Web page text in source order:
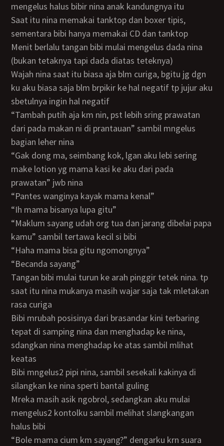
mengelus halus bibir nina anak kandungnya itu
saat itu nina memakai tanktop dan boxer tipis,
sementara bibi hanya memakai CD dan tanktop
menit berlalu tangan bibi mulai mengelus dada nina
(bukan tetaknya tapi dada diatas teteknya)
wajah nina saat itu biasa aja blm curiga, bgitu jg dgn
ku aku biasa saja blm brpikir ke hal negatif tp jujur aku
sbetulnya ingin hal negatif
“tambah putih aja km nin, pst lebih sring prawatan
dari pada makan ni di prantauan” sambil mngelus
bagian leher nina
“gak dong ma, seimbang kok, lgan aku lebi sering
make lotion yg mama kasi ke aku dari pada
prawatan” jwb nina
“pantes wanginya kayak mama kenal”
“ih mama bisanya lupa gitu”
“maklum sayang udah org tua dan jarang dibelai papa
kamu” sambil tertawa kecil si bibi
“haha mama bisa gitu ngomongnya”
“becanda sayang”
tangan bibi mulai turun ke arah pinggir tetek nina. tp
saat itu nina mukanya masih wajar saja tak mletakan
rasa curiga
bibi mrubah posisinya dari brasandar kini terbaring
tepat di samping nina dan menghadap ke nina,
sdangkan nina menghadap ke atas sambil mlihat
keatas
bibi mngelus2 pipi nina, sambil sesekali kakinya di
silangkan ke nina sperti bantal guling
mreka masih asik ngobrol, sedangkan aku mulai
mengelus2 kontolku sambil melihat slangkangan
halus bibi
“bole mama cium km sayang?” dengarku krn suara